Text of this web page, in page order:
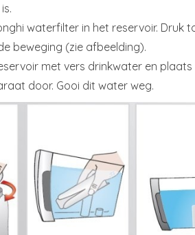
waterfilter in het reservoir. Druk
beweging (zie afbeelding).
met vers drinkwater en
door. Gooi dit water weg.